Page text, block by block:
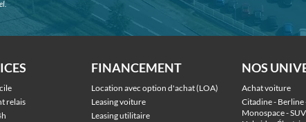
relais
FINANCEMENT
Location avec option d'achat (LOA)
Leasing voiture
Leasing utilitaire
NOS
Achat voiture
Citadine - Berline
Monospace -